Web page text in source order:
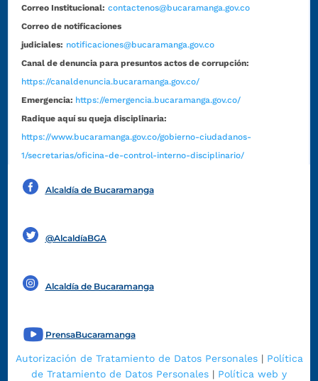
Correo Institucional: contactenos@bucaramanga.gov.co
Correo de notificaciones
judiciales: notificaciones@bucaramanga.gov.co
Canal de denuncia para presuntos actos de corrupción:
https://canaldenuncia.bucaramanga.gov.co/
Emergencia: https://emergencia.bucaramanga.gov.co/
Radique aquí su queja disciplinaria:
https://www.bucaramanga.gov.co/gobierno-ciudadanos-
1/secretarias/oficina-de-control-interno-disciplinario/
Alcaldía de Bucaramanga
@AlcaldíaBGA
Alcaldía de Bucaramanga
PrensaBucaramanga
Autorización de Tratamiento de Datos Personales| Política
de Tratamiento de Datos Personales | Política web y